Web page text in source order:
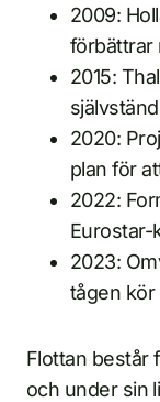
2009:
förbättrar
2015:
2020:
plan för
2022:
Eurostar-
2023:
tågen kör
Flottan består
och under sin